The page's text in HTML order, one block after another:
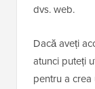
dvs. web.
Dacă aveți
atunci puteți
pentru a